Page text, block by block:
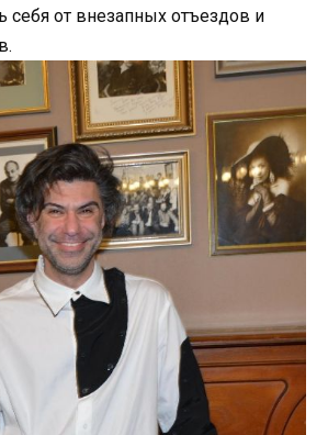
себя от внезапных отъездов и